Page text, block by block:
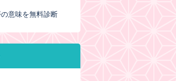
意味を無料診断